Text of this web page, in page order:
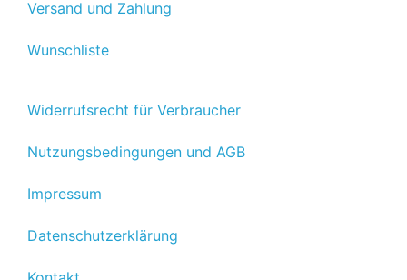
Versand und Zahlung
Wunschliste
Widerrufsrecht für Verbraucher
Nutzungsbedingungen und AGB
Impressum
Datenschutzerklärung